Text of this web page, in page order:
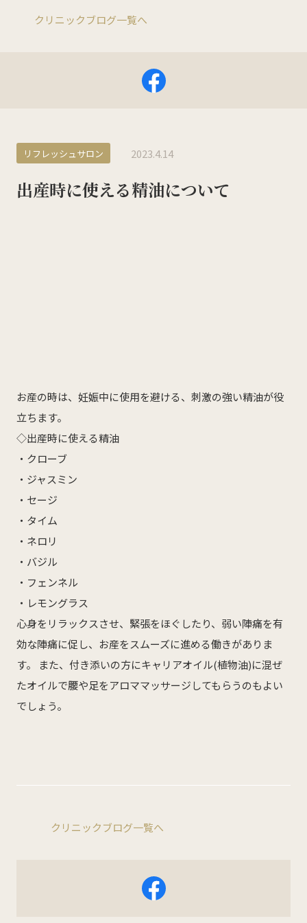
0532-66-5143
ホーム
産科・婦人科 小児科
オンライン診療
教室・イベント
クリニックブログ
インフォメーション
お知らせ
オフィシャルSNS
Facebook Instagram
採用について
リクルート・採用情報
クリニックブログ一覧へ
リフレッシュサロン 2023.4.14
出産時に使える精油について
お産の時は、妊娠中に使用を避ける、刺激の強い精油が役
立ちます。
◇出産時に使える精油
・クローブ
・ジャスミン
・セージ
・タイム
・ネロリ
・バジル
・フェンネル
・レモングラス
心身をリラックスさせ、緊張をほぐしたり、弱い陣痛を有
効な陣痛に促し、お産をスムーズに進める働きがありま
す。 また、付き添いの方にキャリアオイル(植物油)に混ぜ
たオイルで腰や足をアロママッサージしてもらうのもよい
でしょう。
クリニックブログ一覧へ